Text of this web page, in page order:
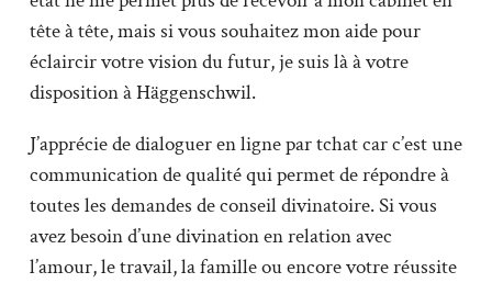
tête à tête, mais si vous souhaitez mon aide pour
éclaircir votre vision du futur, je suis là à votre
disposition à Häggenschwil.
J’apprécie de dialoguer en ligne par tchat car c’est une
communication de qualité qui permet de répondre à
toutes les demandes de conseil divinatoire. Si vous
avez besoin d’une divination en relation avec
l’amour, le travail, la famille ou encore votre réussite